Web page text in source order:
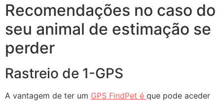
Recomendações no caso do
seu animal de estimação se
perder
Rastreio de 1-GPS
A vantagem de ter um GPS FindPet é que pode aceder